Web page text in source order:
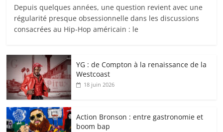
Depuis quelques années, une question revient avec une
régularité presque obsessionnelle dans les discussions
consacrées au Hip-Hop américain : le
YG : de Compton à la renaissance de la
Westcoast
18 juin 2026
Action Bronson : entre gastronomie et
boom bap